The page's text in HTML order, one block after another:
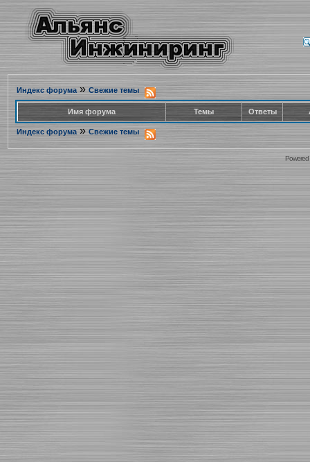
Индекс форума» Свежие темы
Имя форума Темы Ответы
Индекс форума » Свежие темы